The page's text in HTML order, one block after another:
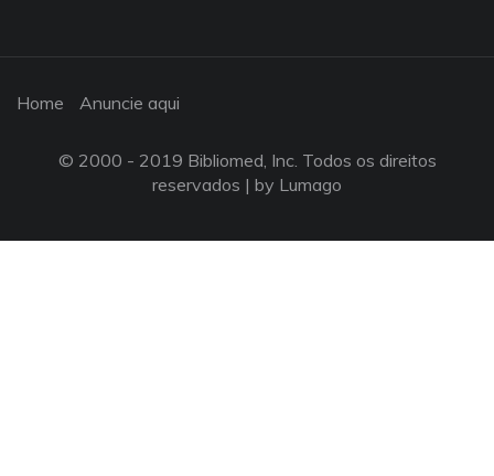
Home Anuncie aqui
© 2000 - 2019 Bibliomed, Inc. Todos os direitos
reservados | by Lumago